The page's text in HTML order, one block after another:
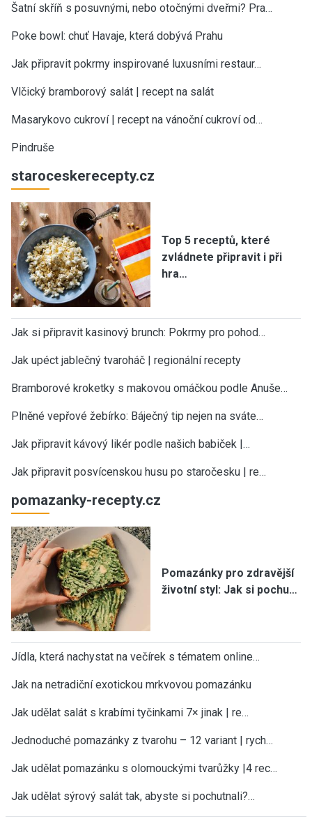
Šatní skříň s posuvnými, nebo otočnými dveřmi? Pra…
Poke bowl: chuť Havaje, která dobývá Prahu
Jak připravit pokrmy inspirované luxusními restaur…
Vlčický bramborový salát | recept na salát
Masarykovo cukroví | recept na vánoční cukroví od…
Pindruše
staroceskerecepty.cz
Top 5 receptů, které
zvládnete připravit i při
hra…
Jak si připravit kasinový brunch: Pokrmy pro pohod…
Jak upéct jablečný tvaroháč | regionální recepty
Bramborové kroketky s makovou omáčkou podle Anuše…
Plněné vepřové žebírko: Báječný tip nejen na sváte…
Jak připravit kávový likér podle našich babiček |…
Jak připravit posvícenskou husu po staročesku | re…
pomazanky-recepty.cz
Pomazánky pro zdravější
životní styl: Jak si pochu…
Jídla, která nachystat na večírek s tématem online…
Jak na netradiční exotickou mrkvovou pomazánku
Jak udělat salát s krabími tyčinkami 7× jinak | re…
Jednoduché pomazánky z tvarohu – 12 variant | rych…
Jak udělat pomazánku s olomouckými tvarůžky |4 rec…
Jak udělat sýrový salát tak, abyste si pochutnali?…